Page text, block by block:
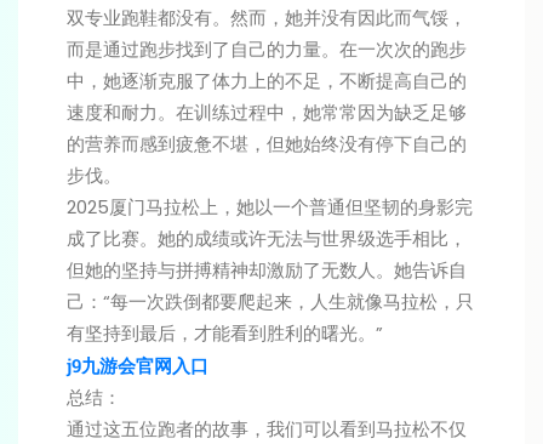
双专业跑鞋都没有。然而，她并没有因此而气馁，
而是通过跑步找到了自己的力量。在一次次的跑步
中，她逐渐克服了体力上的不足，不断提高自己的
速度和耐力。在训练过程中，她常常因为缺乏足够
的营养而感到疲惫不堪，但她始终没有停下自己的
步伐。
2025厦门马拉松上，她以一个普通但坚韧的身影完
成了比赛。她的成绩或许无法与世界级选手相比，
但她的坚持与拼搏精神却激励了无数人。她告诉自
己：“每一次跌倒都要爬起来，人生就像马拉松，只
有坚持到最后，才能看到胜利的曙光。”
j9九游会官网入口
总结：
通过这五位跑者的故事，我们可以看到马拉松不仅